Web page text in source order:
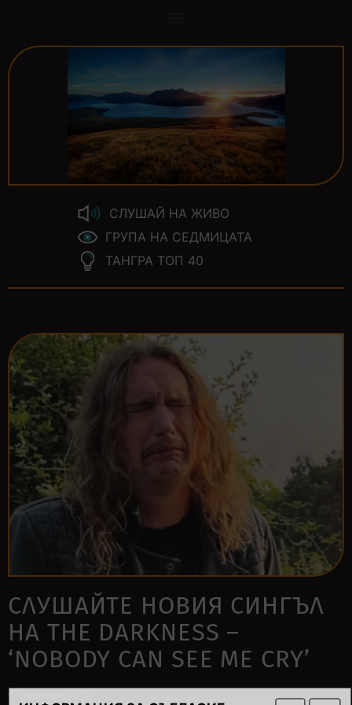
СЛУШАЙ НА ЖИВО
ГРУПА НА СЕДМИЦАТА
ТАНГРА ТОП 40
СЛУШАЙТЕ НОВИЯ СИНГЪЛ
НА THE DARKNESS –
‘NOBODY CAN SEE ME CRY’